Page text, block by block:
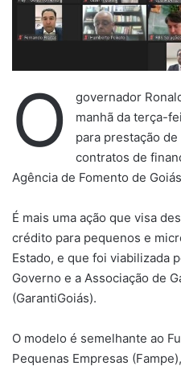
e
m
l
O
governador
manhã da terça-
para prestação
contratos de
Agência de Fomento de
É mais uma ação que visa
crédito para pequenos e
Estado, e que foi viabilizada
Governo e a Associação de
(GarantiGoiás).
O modelo é semelhante ao
Pequenas Empresas